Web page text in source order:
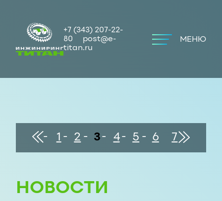
+7 (343) 207-22-
80
post@e-
titan.ru
МЕНЮ
В
начало
1 2 3 4 5 6 7 В
конец
НОВОСТИ